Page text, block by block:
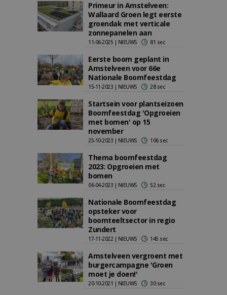
Primeur in Amstelveen:
Wallaard Groen legt eerste
groendak met verticale
zonnepanelen aan
11-06-2025 | NIEUWS 81 sec
Eerste boom geplant in
Amstelveen voor 66e
Nationale Boomfeestdag
15-11-2023 | NIEUWS 28 sec
Startsein voor plantseizoen
Boomfeestdag 'Opgroeien
met bomen' op 15
november
25-10-2023 | NIEUWS 106 sec
Thema boomfeestdag
2023: Opgroeien met
bomen
06-04-2023 | NIEUWS 52 sec
Nationale Boomfeestdag
opsteker voor
boomteeltsector in regio
Zundert
17-11-2022 | NIEUWS 145 sec
Amstelveen vergroent met
burgercampagne 'Groen
moet je doen!'
20-10-2021 | NIEUWS 30 sec